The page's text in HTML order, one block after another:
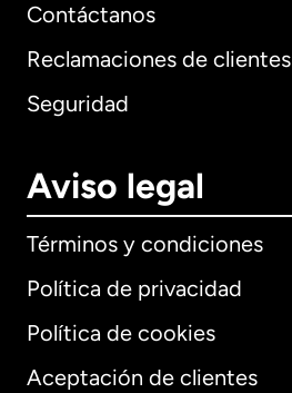
Contáctanos
Reclamaciones de clientes
Seguridad
Aviso legal
Términos y condiciones
Política de privacidad
Política de cookies
Aceptación de clientes